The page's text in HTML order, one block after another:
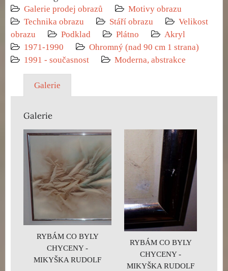
Galerie prodej obrazů
Motivy obrazu
Technika obrazu
Stáří obrazu
Velikost
obrazu
Podklad Plátno
Akryl
1971-1990
Ohromný (nad 90 cm 1 strana)
1991 - současnost
Moderna, abstrakce
Galerie
Galerie
RYBÁM CO BYLY
CHYCENY -
MIKYŠKA RUDOLF
RYBÁM CO BYLY
CHYCENY -
MIKYŠKA RUDOLF